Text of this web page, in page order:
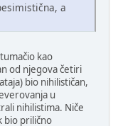
a
kao
od njegova četiri
bio nihilističan,
u
nihilistima. Niče
bio prilično